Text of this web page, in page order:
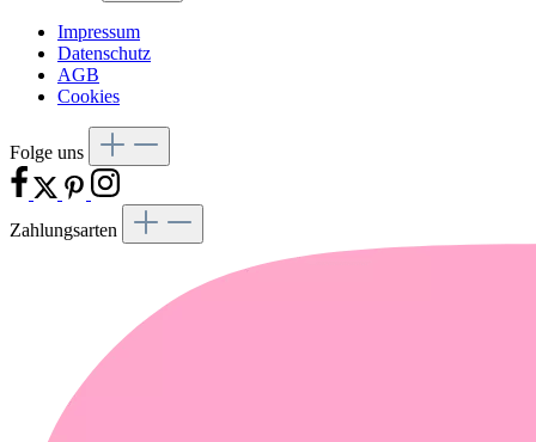
Impressum
Datenschutz
AGB
Cookies
Folge uns
Zahlungsarten